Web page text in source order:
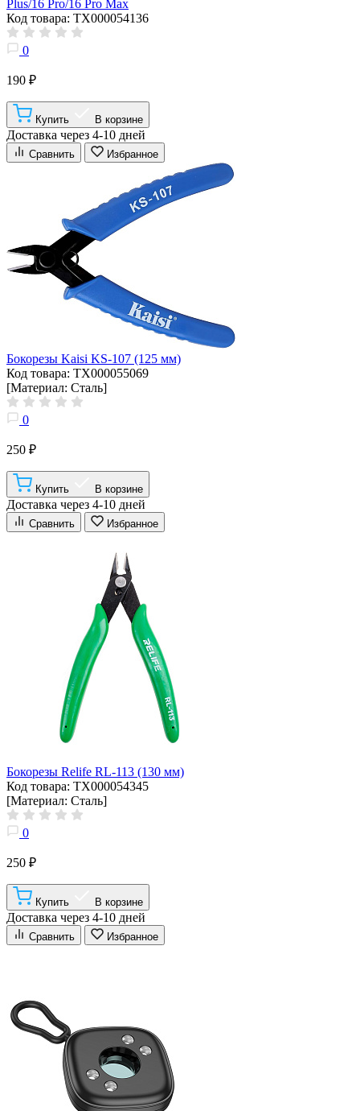
Plus/16 Pro/16 Pro Max
Код товара: ТХ000054136
0
190 ₽
Купить В корзине
Доставка через 4-10 дней
Сравнить Избранное
Бокорезы Kaisi KS-107 (125 мм)
Код товара: ТХ000055069
[Материал: Сталь]
0
250 ₽
Купить В корзине
Доставка через 4-10 дней
Сравнить Избранное
Бокорезы Relife RL-113 (130 мм)
Код товара: ТХ000054345
[Материал: Сталь]
0
250 ₽
Купить В корзине
Доставка через 4-10 дней
Сравнить Избранное